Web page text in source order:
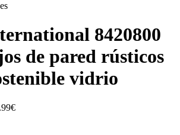
8420800
de pared rústicos
vidrio